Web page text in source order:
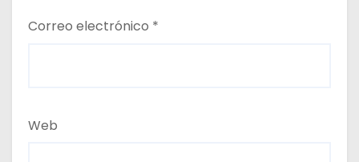
Correo electrónico *
Web